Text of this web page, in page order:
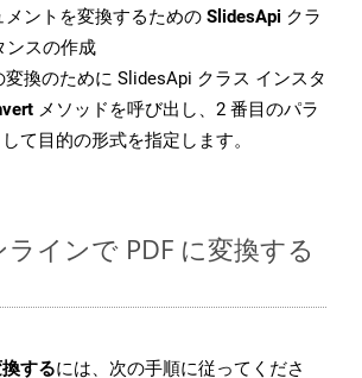
メントを変換するための SlidesApi クラ
ンスの作成
変換のために SlidesApi クラス インスタ
メソッドを呼び出し、2 番目のパラ
て目的の形式を指定します。
インで PDF に変換する
するには、次の手順に従ってくださ